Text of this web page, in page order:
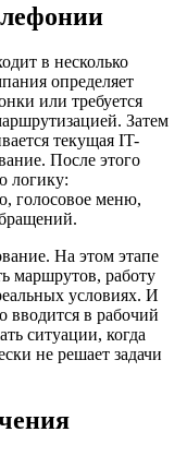
в несколько
определяет
или требуется
Затем
текущая IT-
После этого
логику:
голосовое меню,
На этом этапе
маршрутов, работу
условиях. И
вводится в рабочий
ситуации, когда
не решает задачи